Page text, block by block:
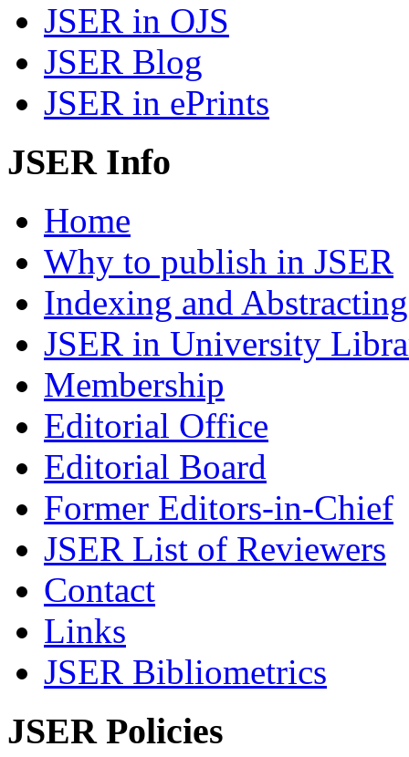
JSER in OJS
JSER Blog
JSER in ePrints
JSER Info
Home
Why to publish in JSER
Indexing and Abstracting
JSER in University
Membership
Editorial Office
Editorial Board
Former Editors-in-Chief
JSER List of Reviewers
Contact
Links
JSER Bibliometrics
JSER Policies